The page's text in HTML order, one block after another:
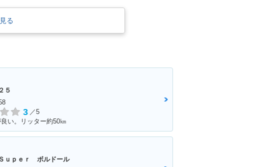
る
５
3 ／5
い。リッター約50㎞
ｕｐｅｒ ボルドール